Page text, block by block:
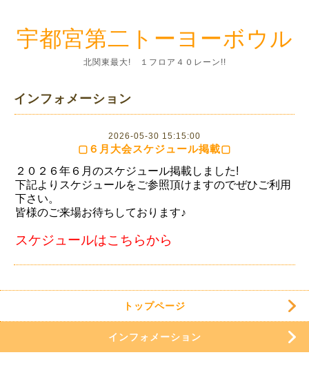
宇都宮第二トーヨーボウル
北関東最大! １フロア４０レーン!!
インフォメーション
2026-05-30 15:15:00
▢６月大会スケジュール掲載▢
２０２６年６月のスケジュール掲載しました!
下記よりスケジュールをご参照頂けますのでぜひご利用
下さい。
皆様のご来場お待ちしております♪
スケジュールはこちらから
トップページ
インフォメーション